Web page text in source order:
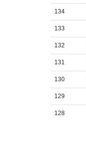
134
133
132
131
130
129
128